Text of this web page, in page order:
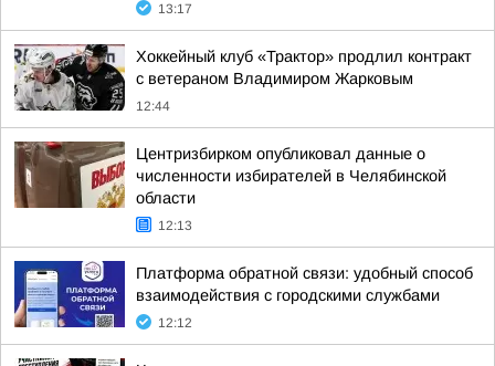
13:17
Хоккейный клуб «Трактор» продлил контракт
с ветераном Владимиром Жарковым
12:44
Центризбирком опубликовал данные о
численности избирателей в Челябинской
области
12:13
Платформа обратной связи: удобный способ
взаимодействия с городскими службами
12:12